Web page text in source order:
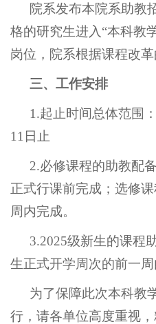
院系发布本院系助教
格的研究生进入 “本科教
岗位，院系根据课程改
三、工作安排
1.起止时间总体范围
11日止
2.必修课程的助教配
正式行课前完成；选修
周内完成。
3.2025级新生的课程
生正式开学周次的前一周
为了保障此次本科教
行，请各单位高度重视